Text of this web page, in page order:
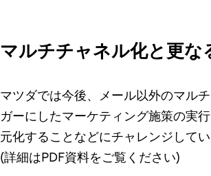
マルチチャネル化と更な
マツダでは今後、メール以外のマル
ガーにしたマーケティング施策の実
元化することなどにチャレンジしてい
(詳細はPDF資料をご覧ください)